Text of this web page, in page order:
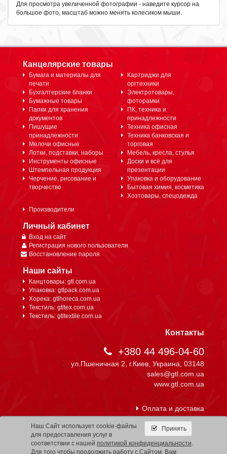
Для просмотра увеличенной фотографии - наведите курсор на
большое фото, масштаб можно менять колесиком мыши.
Канцелярские товары
Бумага и материалы для
печати
Бухгалтерские бланки
Бумажные товары
Папки для хранения
документов
Пишущие
принадлежности
Мелочи офисные
Лотки, подставки, наборы
Инструменты офисные
Штемпельная продукция
Черчение, рисование и
творчество
Картриджи для
оргтехники
Электротовары,
фоторамки
ПК, техника и
принадлежности
Техника офисная
Техника банковская и
торговая
Мебель, кресла, стулья
Доски и всё для
презентации
Упаковка и оборудование
Бытовая химия, косметика
Хозтовары, спецодежда
Производители
Личный кабинет
Вход на сайт
Регистрация нового пользователя
Восстановление пароля
Наши сайты
Канцтовары: gtl.com.ua
Упаковка: gtlpack.com.ua
Хорека: gtlhoreca.com.ua
Текстиль: gtltex.com.ua
Текстиль: gtltextile.com.ua
Контакты
+380 44 496-04-60
ул.Пшеничная 2, г.Киев, Украина, 03148
sales@gtl.com.ua
www.gtl.com.ua
Оплата и доставка
© 2004-2026 Copyright G.T.L. Условия использования
информации
Принять
Наш Сайт использует cookie-файлы
для предоставления услуг в
соответствии с нашей политикой конфиденциальности.
Для того чтобы продолжить работу с Сайтом, Вам